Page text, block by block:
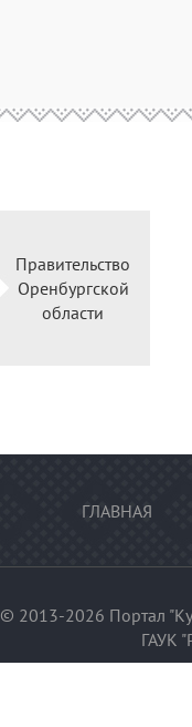
Правительство
Оренбургской
области
ГЛАВНАЯ
© 2013-2026 Портал
ГАУК